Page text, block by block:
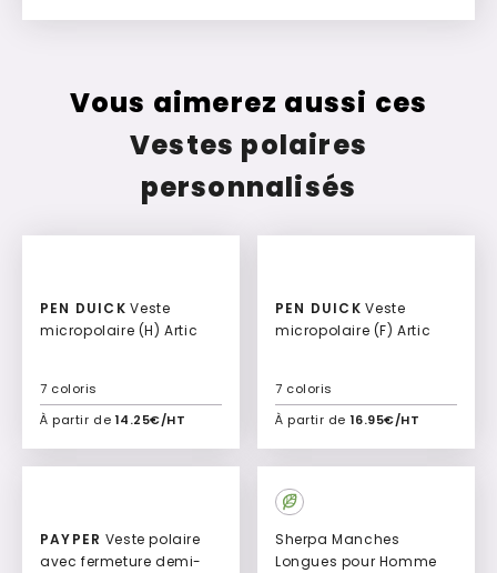
Vous aimerez aussi ces
Vestes polaires
personnalisés
PEN DUICK Veste
micropolaire (H) Artic
À partir de 14.25€/HT
7 coloris
Ajouter à mon devis
PEN DUICK Veste
micropolaire (F) Artic
À partir de 16.95€/HT
7 coloris
Ajouter à mon devis
PAYPER
avec fermeture demi-
Sherpa Manches
Longues pour Homme